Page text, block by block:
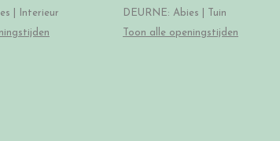
| Interieur
DEURNE: Abies | Tuin
Toon alle openingstijden